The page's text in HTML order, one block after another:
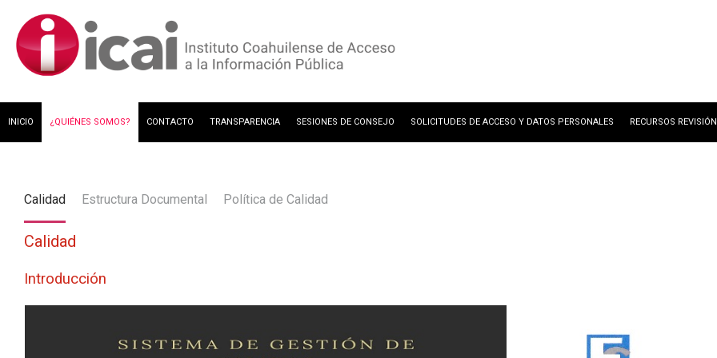
INICIO ¿QUIÉNES SOMOS? CONTACTO TRANSPARENCIA SESIONES DE CONSEJO SOLICITUDES DE ACCESO Y DATOS PERSONALES RECURSOS REVISIÓN
Calidad Estructura Documental Política de Calidad
Calidad
Introducción